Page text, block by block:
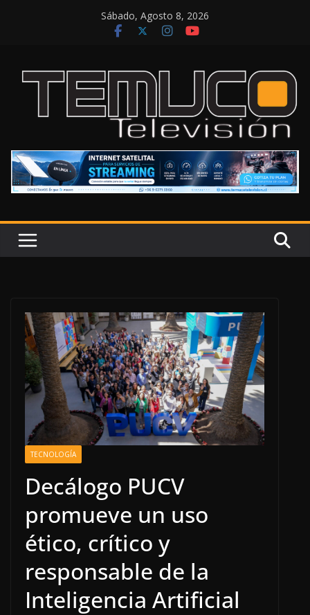
Sábado, Agosto 8, 2026
TECNOLOGÍA
Decálogo PUCV
promueve un uso
ético, crítico y
responsable de la
Inteligencia Artificial